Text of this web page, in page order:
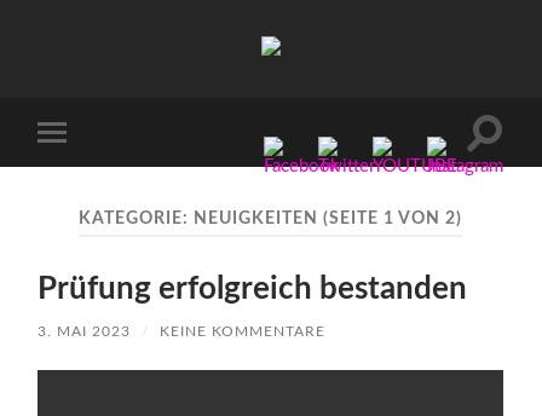
Menü
ein-/
KATEGORIE: NEUIGKEITEN (SEITE 1 VON 2)
Prüfung erfolgreich bestanden
3. MAI 2023 / KEINE KOMMENTARE